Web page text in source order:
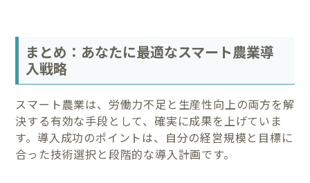
まとめ：あなたに最適なスマート農業導
入戦略
スマート農業は、労働力不足と生産性向上の両方を解
決する有効な手段として、確実に成果を上げていま
す。導入成功のポイントは、自分の経営規模と目標に
合った技術選択と段階的な導入計画です。